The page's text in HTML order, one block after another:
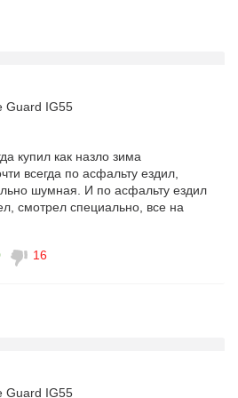
Guard IG55
купил как назло зима
всегда по асфальту ездил,
шумная. И по асфальту ездил
смотрел специально, все на
16
Guard IG55